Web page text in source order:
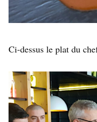
Ci-dessus le plat du